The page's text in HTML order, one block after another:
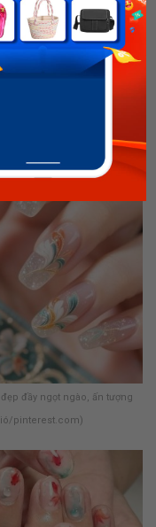
họa tiết theo sở
ngón làm điểm nhấn
thêm nhũ mịn hay đá
đầy ngọt ngào, ấn tượng
pinterest.com)